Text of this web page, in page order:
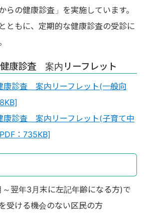
らの健康診査」を実施しています。
ともに、定期的な健康診査の受診に
康診査 案内リーフレット
康診査 案内リーフレット(一般向
康診査 案内リーフレット(子育て中
：735KB]
翌年3月末に左記年齢になる方)で
受ける機会のない区民の方